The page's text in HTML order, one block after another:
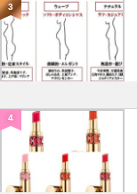
3
4